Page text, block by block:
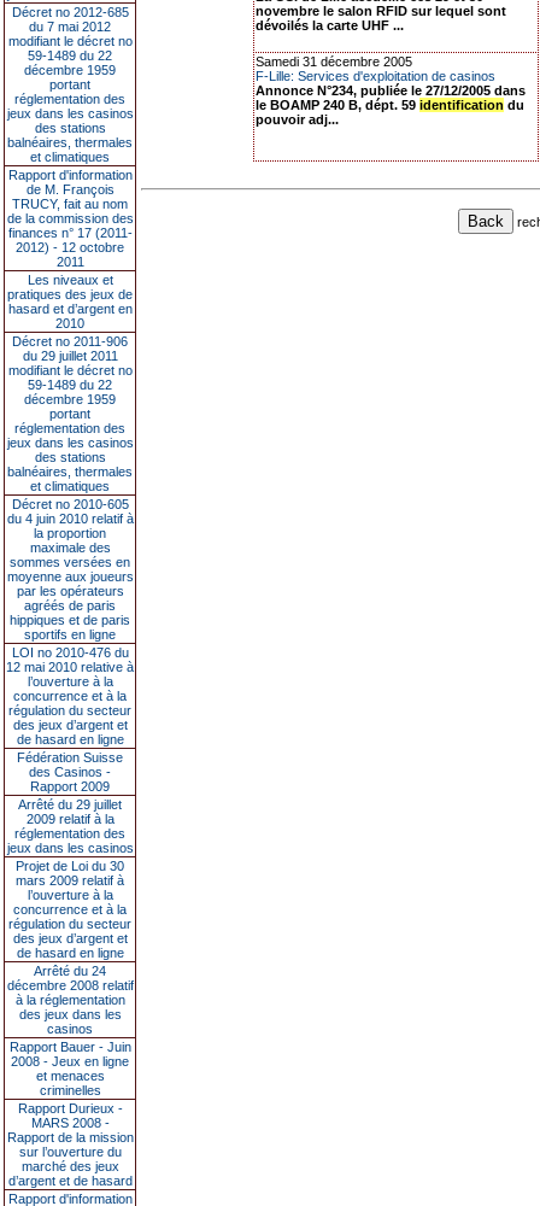
Décret no 2012-685
du 7 mai 2012
modifiant le décret no
59-1489 du 22
décembre 1959
portant
réglementation des
jeux dans les casinos
des stations
balnéaires, thermales
et climatiques
Rapport d'information
de M. François
TRUCY, fait au nom
de la commission des
finances n° 17 (2011-
2012) - 12 octobre
2011
Les niveaux et
pratiques des jeux de
hasard et d’argent en
2010
Décret no 2011-906
du 29 juillet 2011
modifiant le décret no
59-1489 du 22
décembre 1959
portant
réglementation des
jeux dans les casinos
des stations
balnéaires, thermales
et climatiques
Décret no 2010-605
du 4 juin 2010 relatif à
la proportion
maximale des
sommes versées en
moyenne aux joueurs
par les opérateurs
agréés de paris
hippiques et de paris
sportifs en ligne
LOI no 2010-476 du
12 mai 2010 relative à
l’ouverture à la
concurrence et à la
régulation du secteur
des jeux d’argent et
de hasard en ligne
Fédération Suisse
des Casinos -
Rapport 2009
Arrêté du 29 juillet
2009 relatif à la
réglementation des
jeux dans les casinos
Projet de Loi du 30
mars 2009 relatif à
l’ouverture à la
concurrence et à la
régulation du secteur
des jeux d’argent et
de hasard en ligne
Arrêté du 24
décembre 2008 relatif
à la réglementation
des jeux dans les
casinos
Rapport Bauer - Juin
2008 - Jeux en ligne
et menaces
criminelles
Rapport Durieux -
MARS 2008 -
Rapport de la mission
sur l’ouverture du
marché des jeux
d’argent et de hasard
Rapport d'information
novembre le salon RFID sur lequel sont
dévoilés la carte UHF ...
Samedi 31 décembre 2005
F-Lille: Services d'exploitation de casinos
Annonce N°234, publiée le 27/12/2005 dans
le BOAMP 240 B, dépt. 59 identification du
pouvoir adj...